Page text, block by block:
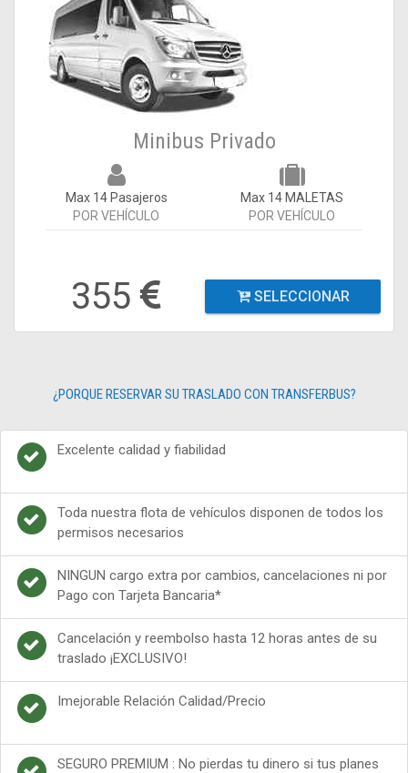
Minibus Privado
Max 14 Pasajeros
POR VEHÍCULO
Max 14 MALETAS
POR VEHÍCULO
355 SELECCIONAR
¿PORQUE RESERVAR SU TRASLADO CON TRANSFERBUS?
Excelente calidad y fiabilidad
Toda nuestra flota de vehículos disponen de todos los
permisos necesarios
NINGUN cargo extra por cambios, cancelaciones ni por
Pago con Tarjeta Bancaria*
Cancelación y reembolso hasta 12 horas antes de su
traslado ¡EXCLUSIVO!
Imejorable Relación Calidad/Precio
SEGURO PREMIUM : No pierdas tu dinero si tus planes